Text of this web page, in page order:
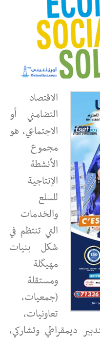
الاقتصاد
التضامني أو
الاجتماعي، هو
مجموع
الأنشطة
الإنتاجية
للسلع
والخدمات
التي تنتظم في
شكل بنيات
مهيكَلة
ومستقلة
(جمعيات،
تعاونيات،
ديمقراطي وتشاركي،